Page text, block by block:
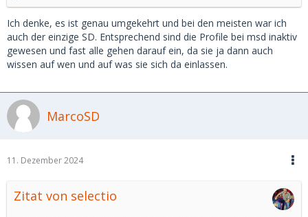
Ich denke, es ist genau umgekehrt und bei den meisten war ich
auch der einzige SD. Entsprechend sind die Profile bei msd inaktiv
gewesen und fast alle gehen darauf ein, da sie ja dann auch
wissen auf wen und auf was sie sich da einlassen.
MarcoSD
11. Dezember 2024
Zitat von selectio